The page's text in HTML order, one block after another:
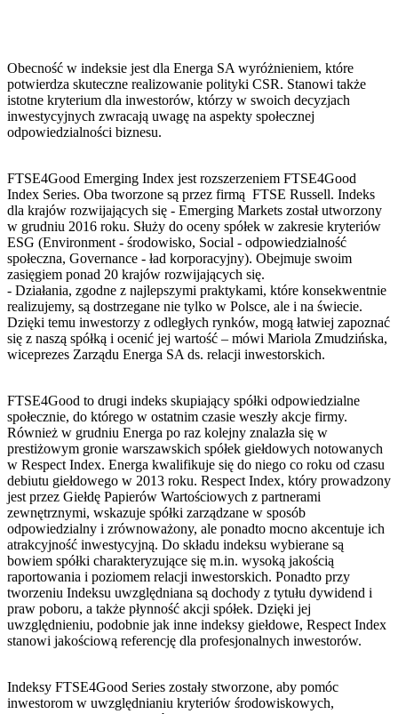
Obecność w indeksie jest dla Energa SA wyróżnieniem, które
potwierdza skuteczne realizowanie polityki CSR. Stanowi także
istotne kryterium dla inwestorów, którzy w swoich decyzjach
inwestycyjnych zwracają uwagę na aspekty społecznej
odpowiedzialności biznesu.
FTSE4Good Emerging Index jest rozszerzeniem FTSE4Good
Index Series. Oba tworzone są przez firmą FTSE Russell. Indeks
dla krajów rozwijających się - Emerging Markets został utworzony
w grudniu 2016 roku. Służy do oceny spółek w zakresie kryteriów
ESG (Environment - środowisko, Social - odpowiedzialność
społeczna, Governance - ład korporacyjny). Obejmuje swoim
zasięgiem ponad 20 krajów rozwijających się.
- Działania, zgodne z najlepszymi praktykami, które konsekwentnie
realizujemy, są dostrzegane nie tylko w Polsce, ale i na świecie.
Dzięki temu inwestorzy z odległych rynków, mogą łatwiej zapoznać
się z naszą spółką i ocenić jej wartość – mówi Mariola Zmudzińska,
wiceprezes Zarządu Energa SA ds. relacji inwestorskich.
FTSE4Good to drugi indeks skupiający spółki odpowiedzialne
społecznie, do którego w ostatnim czasie weszły akcje firmy.
Również w grudniu Energa po raz kolejny znalazła się w
prestiżowym gronie warszawskich spółek giełdowych notowanych
w Respect Index. Energa kwalifikuje się do niego co roku od czasu
debiutu giełdowego w 2013 roku. Respect Index, który prowadzony
jest przez Giełdę Papierów Wartościowych z partnerami
zewnętrznymi, wskazuje spółki zarządzane w sposób
odpowiedzialny i zrównoważony, ale ponadto mocno akcentuje ich
atrakcyjność inwestycyjną. Do składu indeksu wybierane są
bowiem spółki charakteryzujące się m.in. wysoką jakością
raportowania i poziomem relacji inwestorskich. Ponadto przy
tworzeniu Indeksu uwzględniana są dochody z tytułu dywidend i
praw poboru, a także płynność akcji spółek. Dzięki jej
uwzględnieniu, podobnie jak inne indeksy giełdowe, Respect Index
stanowi jakościową referencję dla profesjonalnych inwestorów.
Indeksy FTSE4Good Series zostały stworzone, aby pomóc
inwestorom w uwzględnianiu kryteriów środowiskowych,